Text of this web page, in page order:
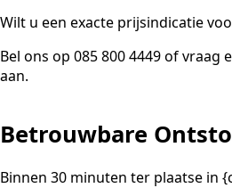
Wilt u een exacte prijsindicatie
Bel ons op 085 800 4449 of
aan.
Betrouwbare
Binnen 30 minuten ter plaatse in